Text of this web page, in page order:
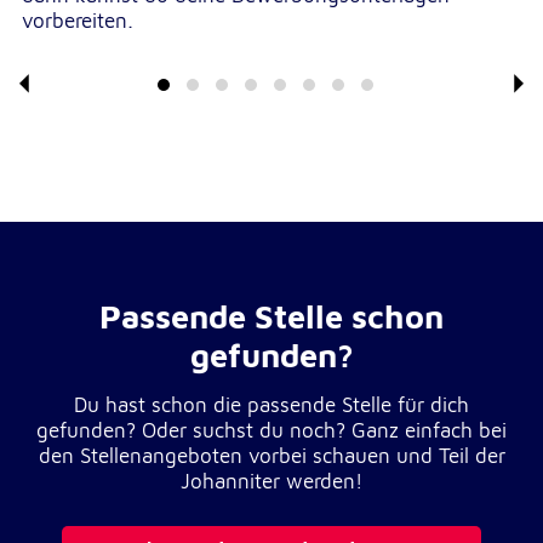
vorbereiten.
Passende Stelle schon
gefunden?
Du hast schon die passende Stelle für dich
gefunden? Oder suchst du noch? Ganz einfach bei
den Stellenangeboten vorbei schauen und Teil der
Johanniter werden!
Um Inhalte von Videoplattformen und
Zweck:
Einbinden und Anzeigen von Videos
Google Maps